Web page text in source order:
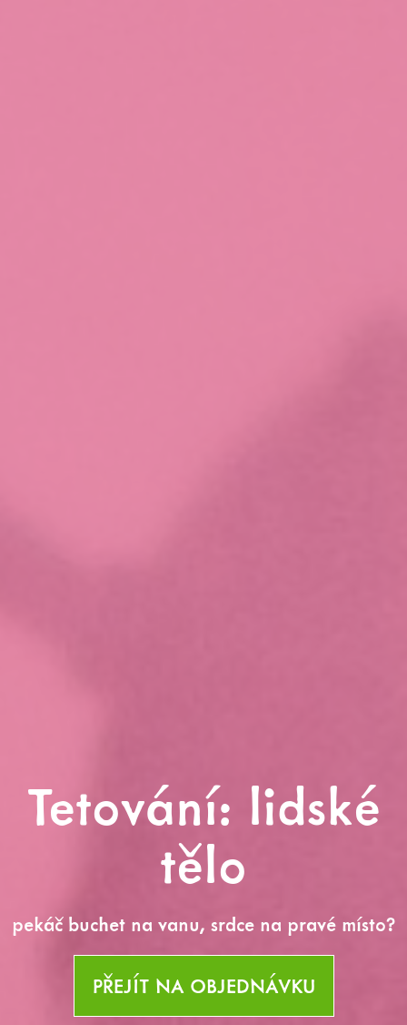
Tetování: lidské
tělo
pekáč buchet na vanu, srdce na pravé místo?
PŘEJÍT NA OBJEDNÁVKU